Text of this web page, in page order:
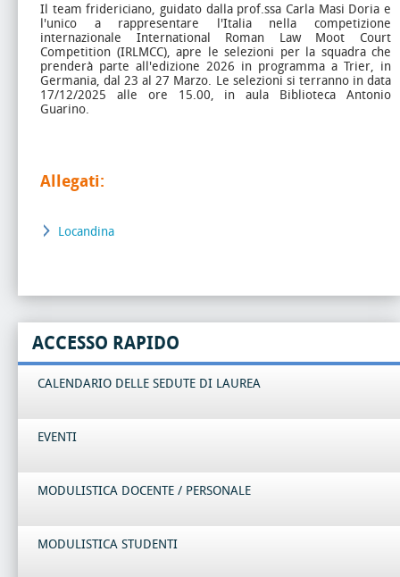
Il team fridericiano, guidato dalla prof.ssa Carla Masi Doria e
l'unico a rappresentare l'Italia nella competizione
internazionale International Roman Law Moot Court
Competition (IRLMCC), apre le selezioni per la squadra che
prenderà parte all'edizione 2026 in programma a Trier, in
Germania, dal 23 al 27 Marzo. Le selezioni si terranno in data
17/12/2025 alle ore 15.00, in aula Biblioteca Antonio
Guarino.
Allegati:
Locandina
ACCESSO RAPIDO
CALENDARIO DELLE SEDUTE DI LAUREA
EVENTI
MODULISTICA DOCENTE / PERSONALE
MODULISTICA STUDENTI